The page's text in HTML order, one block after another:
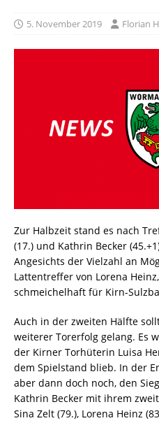
5. November 2019 Florian
Zur Halbzeit stand es nach
(17.) und Kathrin Becker
Angesichts der Vielzahl an
Lattentreffer von Lorena
schmeichelhaft für Kirn-
Auch in der zweiten Hälfte
weiterer Torerfolg gelang. Es
der Kirner Torhüterin Luisa
dem Spielstand blieb. In der
aber dann doch noch, den
Kathrin Becker mit ihrem
Sina Zelt (79.), Lorena Heinz